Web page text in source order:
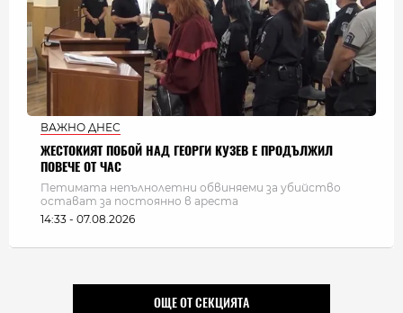
ВАЖНО ДНЕС
ЖЕСТОКИЯТ ПОБОЙ НАД ГЕОРГИ КУЗЕВ Е ПРОДЪЛЖИЛ
ПОВЕЧЕ ОТ ЧАС
Петимата непълнолетни обвиняеми за убийство
остават за постоянно в ареста
14:33 - 07.08.2026
ОЩЕ ОТ СЕКЦИЯТА